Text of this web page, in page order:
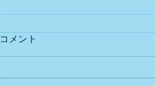
出店予定
コメント